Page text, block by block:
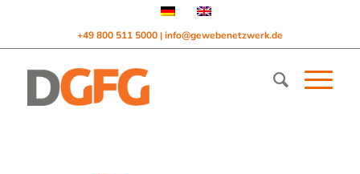
+49 800 511 5000 | info@gewebenetzwerk.de